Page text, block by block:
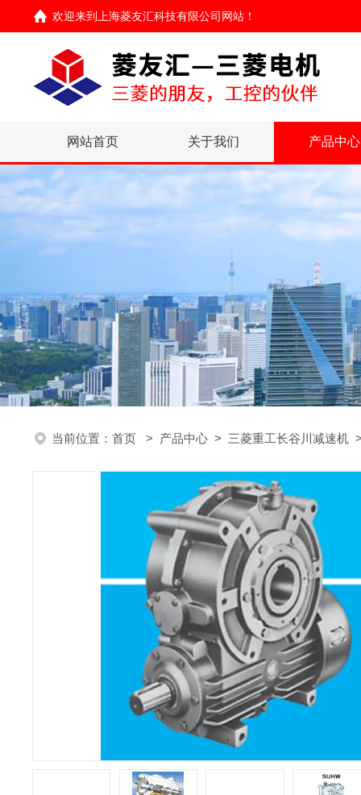
欢迎来到 上海菱友汇科技有限公司网站 ！
网站首页 关于我们 产品中心
当前位置： 首页 > 产品中心 > 三菱重工长谷川减速机